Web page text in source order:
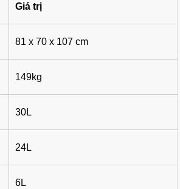
Giá trị
81 x 70 x 107 cm
149kg
30L
24L
6L